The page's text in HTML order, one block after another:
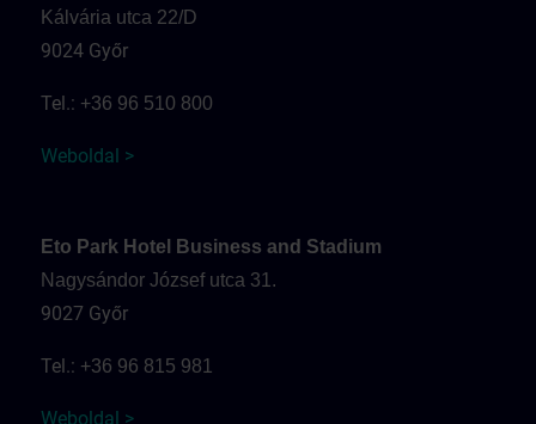
Kálvária utca 22/D
9024 Győr
Tel.: +36 96 510 800
Weboldal >
Eto Park Hotel Business and Stadium
Nagysándor József utca 31.
9027 Győr
Tel.: +36 96 815 981
Weboldal >